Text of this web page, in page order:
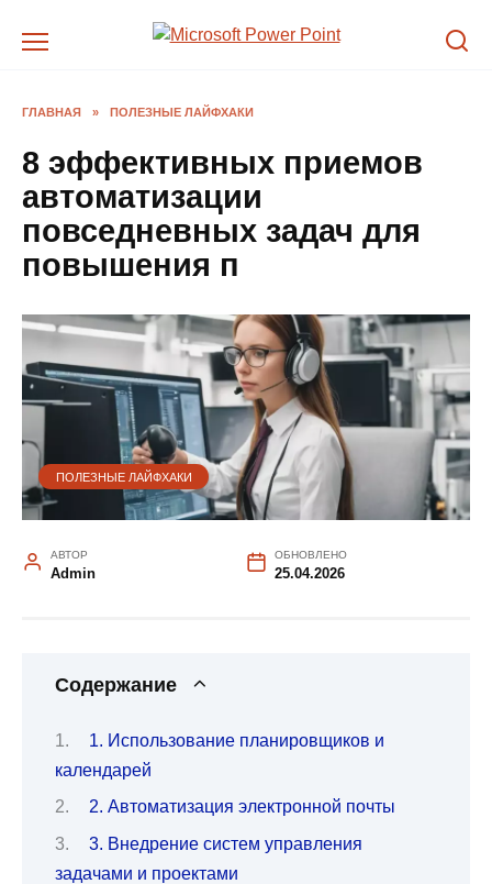
ГЛАВНАЯ » ПОЛЕЗНЫЕ ЛАЙФХАКИ
8 эффективных приемов
автоматизации
повседневных задач для
повышения п
ПОЛЕЗНЫЕ ЛАЙФХАКИ
АВТОР
Admin
ОБНОВЛЕНО
25.04.2026
Содержание
1. Использование планировщиков и
календарей
2. Автоматизация электронной почты
3. Внедрение систем управления
задачами и проектами